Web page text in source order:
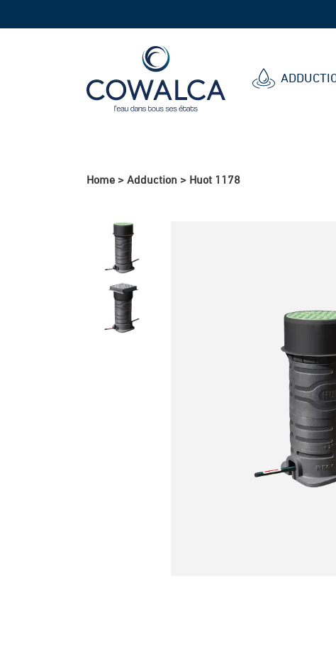
Home > Adduction > Huot 1178